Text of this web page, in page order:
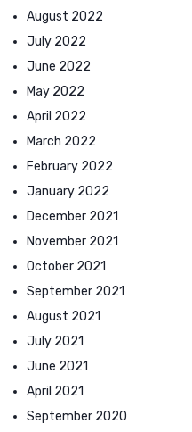
August 2022
July 2022
June 2022
May 2022
April 2022
March 2022
February 2022
January 2022
December 2021
November 2021
October 2021
September 2021
August 2021
July 2021
June 2021
April 2021
September 2020